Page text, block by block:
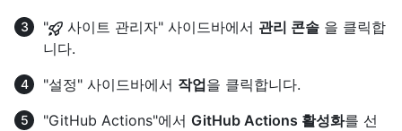
"
사이트 관리자" 사이드바에서 관리 콘솔 을 클릭합
니다.
"설정" 사이드바에서 작업을 클릭합니다.
"GitHub Actions"에서 GitHub Actions 활성화를 선